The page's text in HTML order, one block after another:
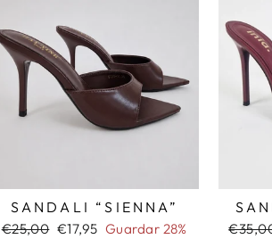
SANDALI “SIENNA”
Precio
€25,00 Precio
€17,95 Guardar 28%
Precio